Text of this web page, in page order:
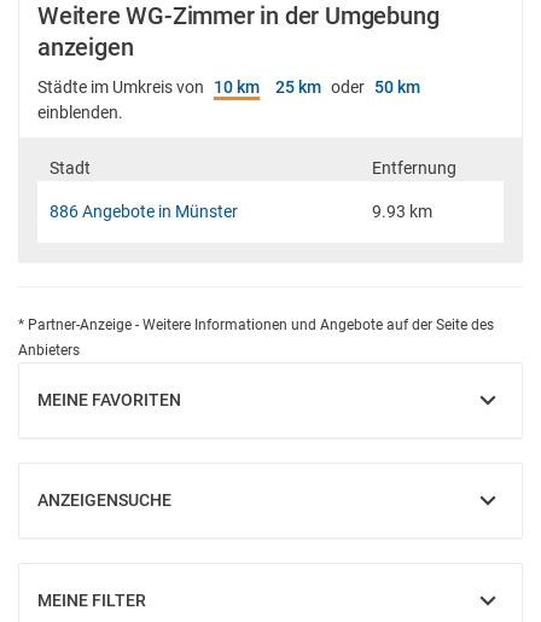
Weitere WG-Zimmer in der Umgebung
anzeigen
Städte im Umkreis von 10 km 25 km oder 50 km
einblenden.
Stadt Entfernung
886 Angebote in Münster 9.93 km
* Partner-Anzeige - Weitere Informationen und Angebote auf der Seite des
Anbieters
MEINE FAVORITEN
EINBLENDEN
ANZEIGENSUCHE
EINBLENDEN
MEINE FILTER
EINBLENDEN